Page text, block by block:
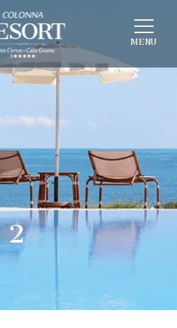
MENU
2/3